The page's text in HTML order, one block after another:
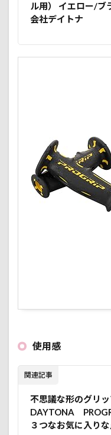
ル用） イエロー/ブ
会社デイトナ
使用感
関連記事
不思議な形のグリ
DAYTONA
３つなお気に入り